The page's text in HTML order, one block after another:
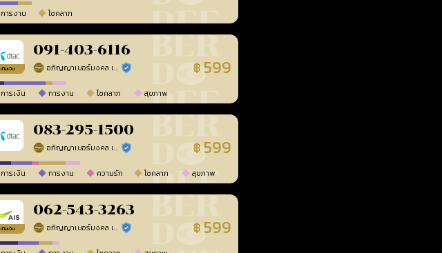
การงาน โชคลาภ
เติมเงิน
091-403-6116
อภิญญาเบอร์มงคล เบอร์สวยเลขศาสตร์ ร้านยืนยันแล้ว ฿ 599
การเงิน การงาน โชคลาภ สุขภาพ
083-295-1500
อภิญญาเบอร์มงคล เบอร์สวยเลขศาสตร์ ร้านยืนยันแล้ว ฿ 599
การเงิน การงาน ความรัก โชคลาภ สุขภาพ
เติมเงิน
062-543-3263
อภิญญาเบอร์มงคล เบอร์สวยเลขศาสตร์ ร้านยืนยันแล้ว ฿ 599